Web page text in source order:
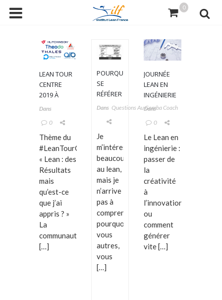
0
LEAN TOUR
CENTRE
2019 À
ORLÉANS –
VOUS
ANNUEL DES
LEAN’ACTEURS
Dans
0
Thème du
#LeanTourCentreVDL19
« Lean : des
Résultats
mais
qu’est-ce
que j’ai
appris ? »
La
communauté
[…]
POURQUOI
SE
RÉFÉRER
À
Dans Questions Au Gemba Coach
Je
m’intéresse
beaucoup
au lean,
mais je
n’arrive
pas à
comprendre
pourquoi
vous
autres,
vous
[…]
JOURNÉE
LEAN EN
INGÉNIERIE
Dans
0
Le Lean en
ingénierie :
passer de
la
créativité
à
l’innovation,
ou
comment
générer
vite […]